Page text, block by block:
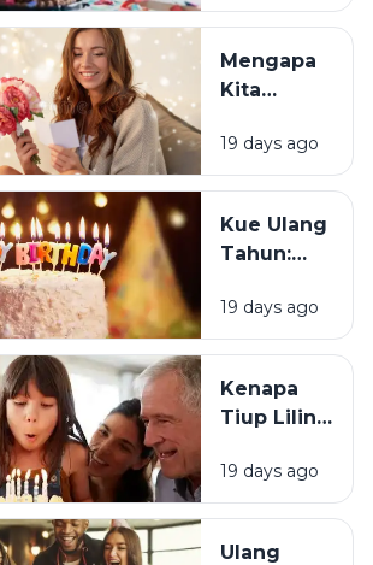
Orang
Merasa
Sedih Saat
Tahun?
Mengapa
Kita
Mendapat
Ucapan
Tahun?
19 days ago
Kue Ulang
Tahun:
Tradisi Ini
Berawal?
19 days ago
Kenapa
Tiup Lilin
Tradisi
Saat Ulang
19 days ago
Ulang